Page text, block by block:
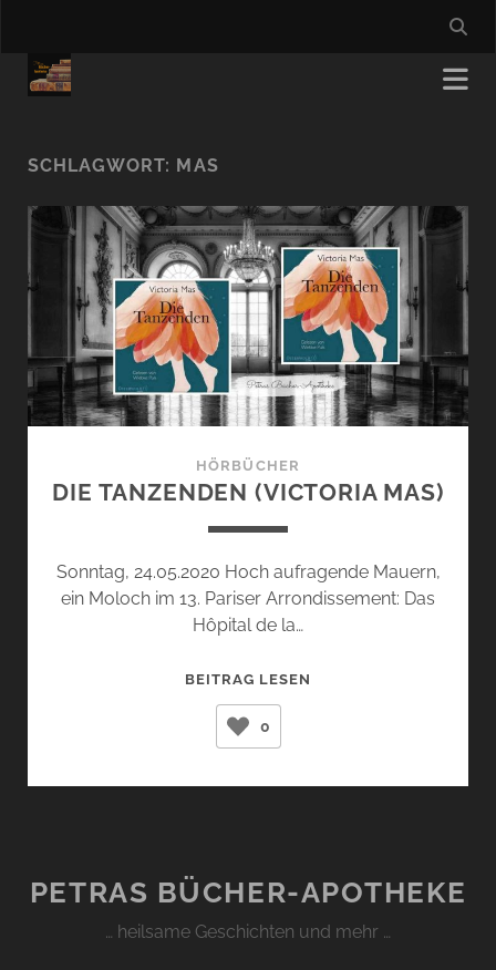
SCHLAGWORT: MAS
HÖRBÜCHER
DIE TANZENDEN (VICTORIA MAS)
Sonntag, 24.05.2020 Hoch aufragende Mauern,
ein Moloch im 13. Pariser Arrondissement: Das
Hôpital de la…
BEITRAG LESEN
0
PETRAS BÜCHER-APOTHEKE
… heilsame Geschichten und mehr …